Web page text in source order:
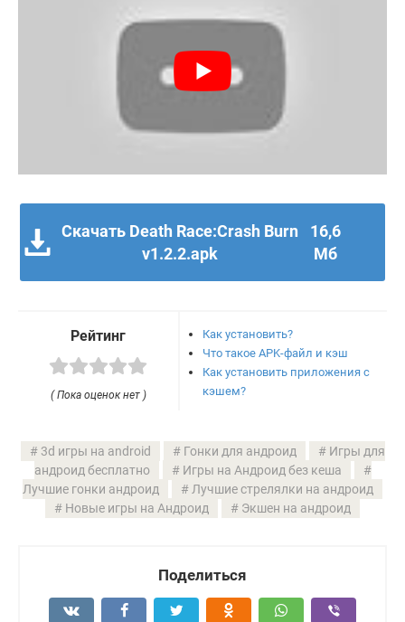
Скачать Death Race:Crash Burn
v1.2.2.apk
16,6
Мб
Рейтинг
( Пока оценок нет )
Как установить?
Что такое APK-файл и кэш
Как установить приложения с
кэшем?
3d игры на android Гонки для андроид
Игры для
андроид бесплатно
Игры на Андроид без кеша
Лучшие гонки андроид
Лучшие стрелялки на андроид
Новые игры на Андроид
Экшен на андроид
Поделиться